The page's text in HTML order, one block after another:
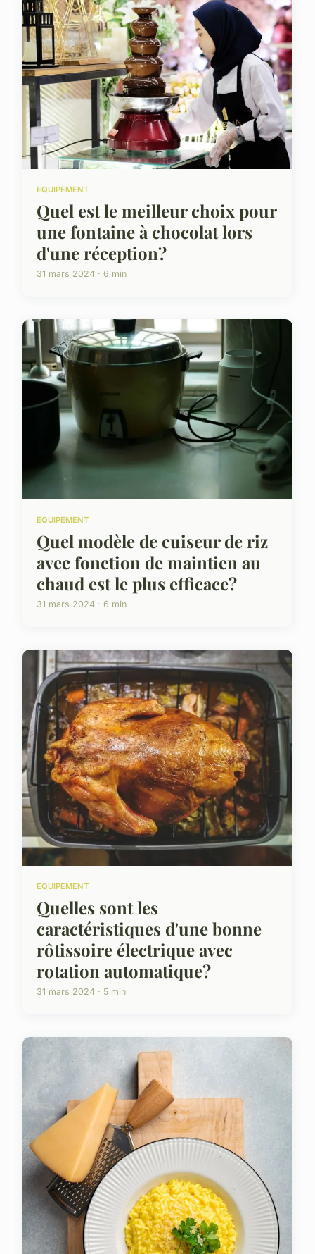
EQUIPEMENT
Quel est le meilleur choix pour
une fontaine à chocolat lors
d'une réception?
31 mars 2024 · 6 min
EQUIPEMENT
Quel modèle de cuiseur de riz
avec fonction de maintien au
chaud est le plus efficace?
31 mars 2024 · 6 min
EQUIPEMENT
Quelles sont les
caractéristiques d'une bonne
rôtissoire électrique avec
rotation automatique?
31 mars 2024 · 5 min